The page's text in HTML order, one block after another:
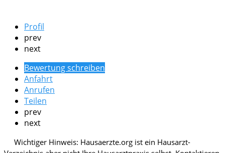
Profil
prev
next
Bewertung schreiben
Anfahrt
Anrufen
Teilen
prev
next